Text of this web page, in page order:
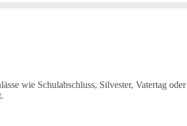
wie Schulabschluss, Silvester, Vatertag